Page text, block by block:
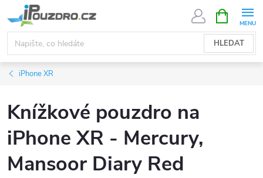
na
obsah
HLEDAT
NÁKUPNÍ
KOŠÍK
iPhone XR
Knížkové pouzdro na
iPhone XR - Mercury,
Mansoor Diary Red